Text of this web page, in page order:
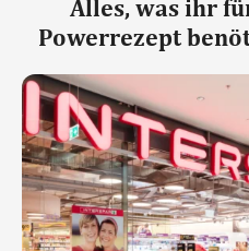
Alles, was ihr
Powerrezept